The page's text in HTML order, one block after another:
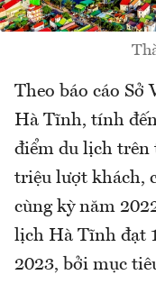
Theo báo cáo Sở
Hà Tĩnh, tính
điểm du lịch trên
triệu lượt khách,
cùng kỳ năm
lịch Hà Tĩnh đạt
2023, bởi mục